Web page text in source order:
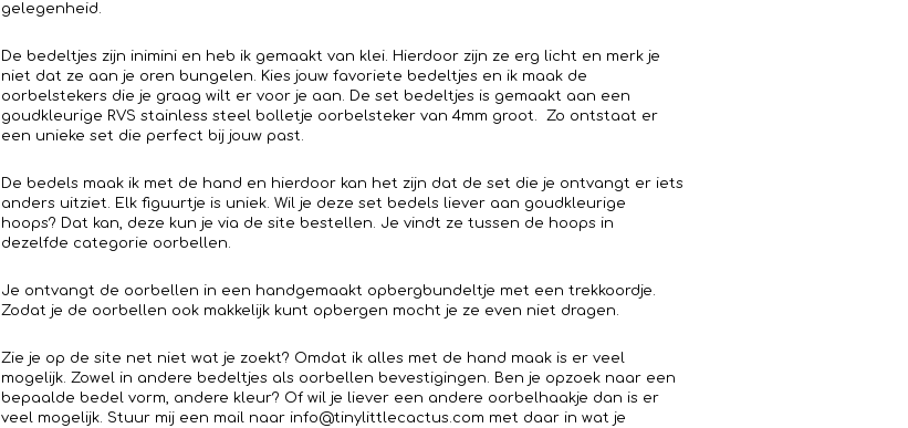
gelegenheid.
De bedeltjes zijn inimini en heb ik gemaakt van klei. Hierdoor zijn ze erg licht en merk je
niet dat ze aan je oren bungelen. Kies jouw favoriete bedeltjes en ik maak de
oorbelstekers die je graag wilt er voor je aan. De set bedeltjes is gemaakt aan een
goudkleurige RVS stainless steel bolletje oorbelsteker van 4mm groot. Zo ontstaat er
een unieke set die perfect bij jouw past.
De bedels maak ik met de hand en hierdoor kan het zijn dat de set die je ontvangt er iets
anders uitziet. Elk figuurtje is uniek. Wil je deze set bedels liever aan goudkleurige
hoops? Dat kan, deze kun je via de site bestellen. Je vindt ze tussen de hoops in
dezelfde categorie oorbellen.
Je ontvangt de oorbellen in een handgemaakt opbergbundeltje met een trekkoordje.
Zodat je de oorbellen ook makkelijk kunt opbergen mocht je ze even niet dragen.
Zie je op de site net niet wat je zoekt? Omdat ik alles met de hand maak is er veel
mogelijk. Zowel in andere bedeltjes als oorbellen bevestigingen. Ben je opzoek naar een
bepaalde bedel vorm, andere kleur? Of wil je liever een andere oorbelhaakje dan is er
veel mogelijk. Stuur mij een mail naar info@tinylittlecactus.com met daar in wat je